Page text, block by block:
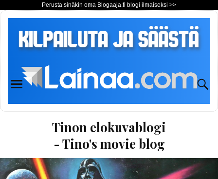
Perusta sinäkin oma Blogaaja.fi blogi ilmaiseksi >>
Tinon elokuvablogi
- Tino's movie blog